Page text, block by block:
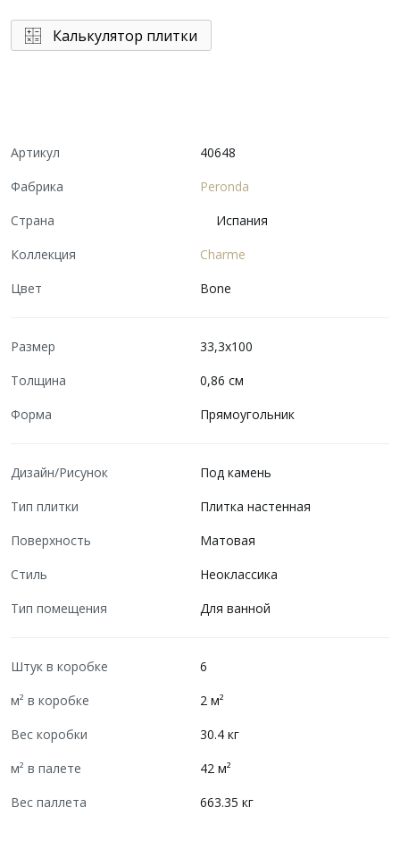
Калькулятор плитки
Артикул
40648
Фабрика
Peronda
Страна
Испания
Коллекция
Charme
Цвет
Bone
Размер
33,3x100
Толщина
0,86 см
Форма
Прямоугольник
Дизайн/Рисунок
Под камень
Тип плитки
Плитка настенная
Поверхность
Матовая
Стиль
Неоклассика
Тип помещения
Для ванной
Штук в коробке
6
м² в коробке
2 м²
Вес коробки
30.4 кг
м² в палете
42 м²
Вес паллета
663.35 кг